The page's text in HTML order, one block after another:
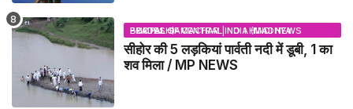
BHOPAL SAMACHAR | NO 1 HINDI NEWS PORTAL OF CENTRAL INDIA (MADHYA PRADESH)
सीहोर की 5 लड़कियां पार्वती नदी में डूबी, 1 का
शव मिला / MP NEWS